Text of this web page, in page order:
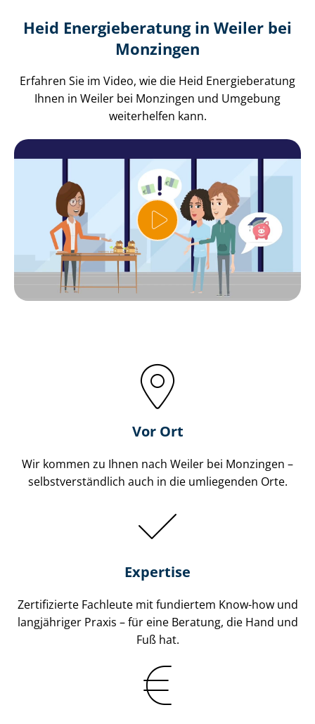
Heid Energieberatung in Weiler bei
Monzingen
Erfahren Sie im Video, wie die Heid Energieberatung
Ihnen in Weiler bei Monzingen und Umgebung
weiterhelfen kann.
Vor Ort
Wir kommen zu Ihnen nach Weiler bei Monzingen –
selbst­ver­ständ­lich auch in die umliegenden Orte.
Expertise
Zertifizierte Fachleute mit fundiertem Know-how und
langjähriger Praxis – für eine Beratung, die Hand und
Fuß hat.